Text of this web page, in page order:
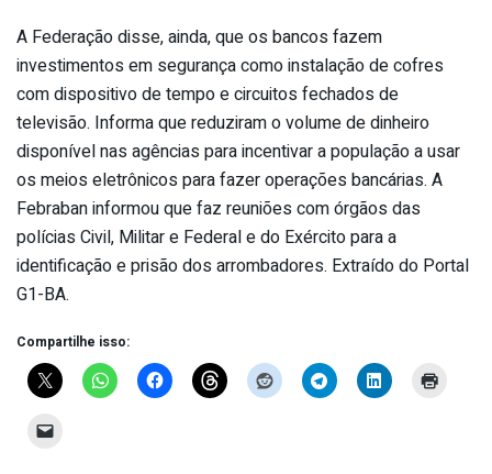
A Federação disse, ainda, que os bancos fazem
investimentos em segurança como instalação de cofres
com dispositivo de tempo e circuitos fechados de
televisão. Informa que reduziram o volume de dinheiro
disponível nas agências para incentivar a população a usar
os meios eletrônicos para fazer operações bancárias. A
Febraban informou que faz reuniões com órgãos das
polícias Civil, Militar e Federal e do Exército para a
identificação e prisão dos arrombadores. Extraído do Portal
G1-BA.
Compartilhe isso: